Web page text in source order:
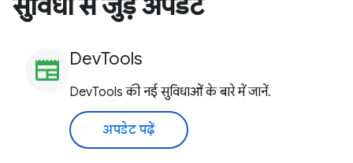
सुविधा से जुड़े अपडेट
newspaper DevTools
DevTools की नई सुविधाओं के बारे में जानें.
अपडेट पढ़ें